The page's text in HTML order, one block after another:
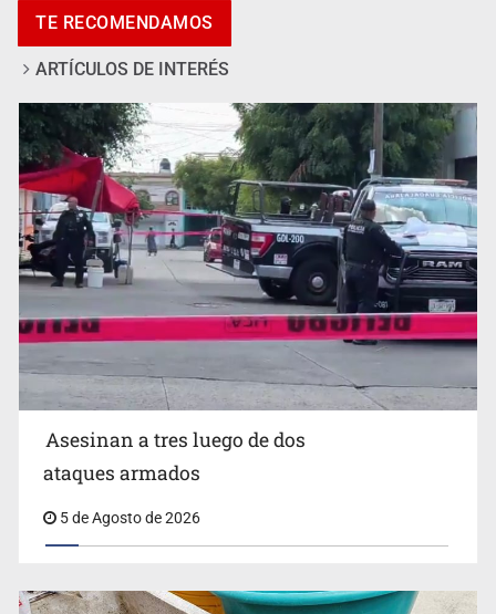
Mujer resulta lesionada tras ataque de pitbull en
Zapopan
TE RECOMENDAMOS
ARTÍCULOS DE INTERÉS
Asesinan a tres luego de dos
ataques armados
5 de Agosto de 2026